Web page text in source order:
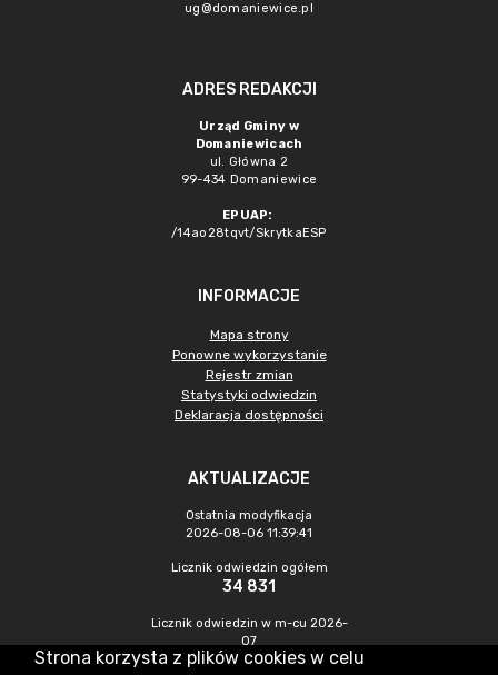
ug@domaniewice.pl
ADRES REDAKCJI
Urząd Gminy w
Domaniewicach
ul. Główna 2
99-434 Domaniewice
EPUAP:
/14ao28tqvt/SkrytkaESP
INFORMACJE
Mapa strony
Ponowne wykorzystanie
Rejestr zmian
Statystyki odwiedzin
Deklaracja dostępności
AKTUALIZACJE
Ostatnia modyfikacja
2026-08-06 11:39:41
Licznik odwiedzin ogółem
34 831
Licznik odwiedzin w m-cu 2026-
07
155
Strona korzysta z plików cookies w celu